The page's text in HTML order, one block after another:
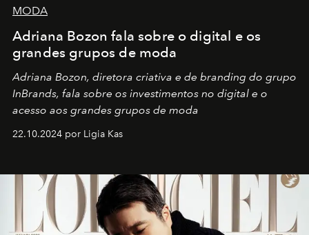
MODA
Adriana Bozon fala sobre o digital e os
grandes grupos de moda
Adriana Bozon, diretora criativa e de branding do grupo
InBrands, fala sobre os investimentos no digital e o
acesso aos grandes grupos de moda
22.10.2024 por Ligia Kas